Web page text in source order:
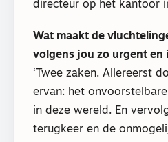
directeur op het kantoor
Wat maakt de
volgens jou zo urgent en
‘Twee zaken. Allereerst
ervan: het
in deze wereld. En
terugkeer en de